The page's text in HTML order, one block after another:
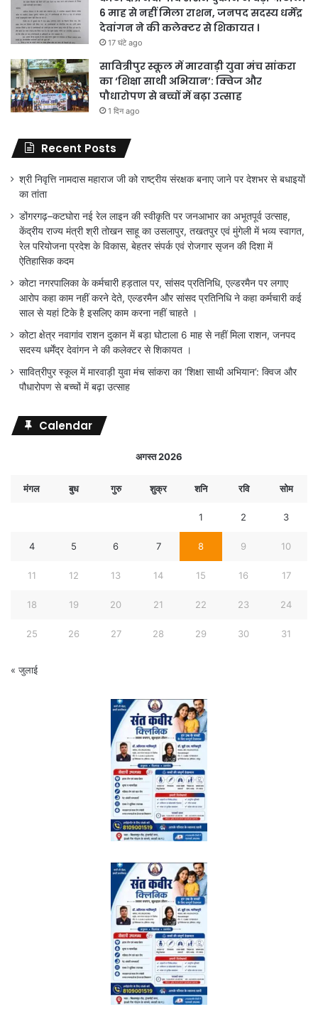
6 माह से नहीं मिला राशन, जनपद सदस्य धर्मेंद्र
देवांगन ने की कलेक्टर से शिकायत ।
17 घंटे ago
सावित्रीपुर स्कूल में मारवाड़ी युवा मंच सांकरा
का ‘शिक्षा साथी अभियान’: क्विज और
पौधारोपण से बच्चों में बढ़ा उत्साह
1 दिन ago
Recent Posts
श्री निवृत्ति नामदास महाराज जी को राष्ट्रीय संरक्षक बनाए जाने पर देशभर से बधाइयों
का तांता
डोंगरगढ़–कटघोरा नई रेल लाइन की स्वीकृति पर जनआभार का अभूतपूर्व उत्साह,
केंद्रीय राज्य मंत्री श्री तोखन साहू का उसलापुर, तखतपुर एवं मुंगेली में भव्य स्वागत,
रेल परियोजना प्रदेश के विकास, बेहतर संपर्क एवं रोजगार सृजन की दिशा में
ऐतिहासिक कदम
कोटा नगरपालिका के कर्मचारी हड़ताल पर, सांसद प्रतिनिधि, एल्डरमैन पर लगाए
आरोप कहा काम नहीं करने देते, एल्डरमैन और सांसद प्रतिनिधि ने कहा कर्मचारी कई
साल से यहां टिके है इसलिए काम करना नहीं चाहते ।
कोटा क्षेत्र नवागांव राशन दुकान में बड़ा घोटाला 6 माह से नहीं मिला राशन, जनपद
सदस्य धर्मेंद्र देवांगन ने की कलेक्टर से शिकायत ।
सावित्रीपुर स्कूल में मारवाड़ी युवा मंच सांकरा का ‘शिक्षा साथी अभियान’: क्विज और
पौधारोपण से बच्चों में बढ़ा उत्साह
Calendar
अगस्त 2026
मंगल बुध गुरु शुक्र शनि रवि सोम
1 2 3
4 5 6 7 8 9 10
11 12 13 14 15 16 17
18 19 20 21 22 23 24
25 26 27 28 29 30 31
« जुलाई